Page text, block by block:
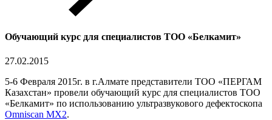
Обучающий курс для специалистов ТОО «Белкамит»
27.02.2015
5-6 Февраля 2015г. в г.Алмате представители ТОО «ПЕРГАМ
Казахстан» провели обучающий курс для специалистов ТОО
«Белкамит» по использованию ультразвукового дефектоскопа
Omniscan MX2.